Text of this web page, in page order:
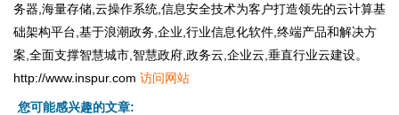
务器,海量存储,云操作系统,信息安全技术为客户打造领先的云计算基
础架构平台,基于浪潮政务,企业,行业信息化软件,终端产品和解决方
案,全面支撑智慧城市,智慧政府,政务云,企业云,垂直行业云建设。
http://www.inspur.com 访问网站
您可能感兴趣的文章: